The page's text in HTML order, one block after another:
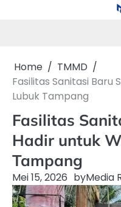
Home
TMMD
Fasilitas Sanitasi Baru
Lubuk Tampang
Fasilitas
Hadir untuk
Tampang
Mei 15, 2026 byMedia